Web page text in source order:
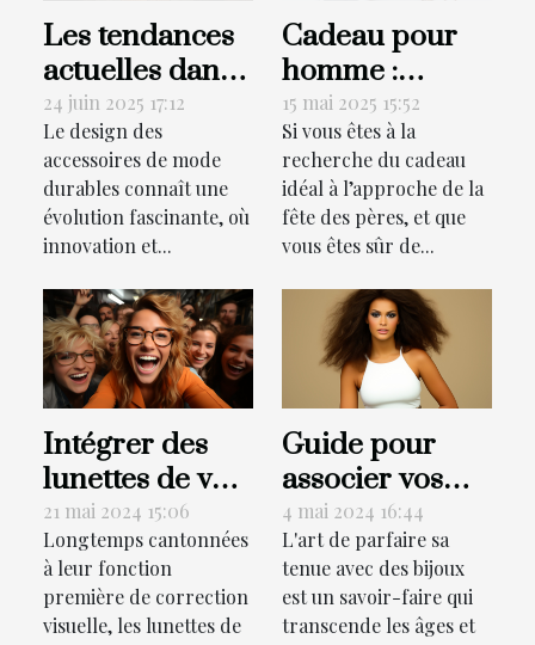
Les tendances
actuelles dans
le design des
accessoires de
mode durables
24 juin 2025 17:12
Le design des
accessoires de mode
durables connaît une
évolution fascinante, où
innovation et...
Cadeau pour
homme :
Monsieur
Charli assure
une livraison
pour la fête des
pères !
15 mai 2025 15:52
Si vous êtes à la
recherche du cadeau
idéal à l’approche de la
fête des pères, et que
vous êtes sûr de...
Intégrer des
lunettes de vue
comme
accessoire de
mode pour les
jeunes
21 mai 2024 15:06
Longtemps cantonnées
à leur fonction
première de correction
visuelle, les lunettes de
Guide pour
associer vos
crop tops avec
différents types
de bijoux
4 mai 2024 16:44
L'art de parfaire sa
tenue avec des bijoux
est un savoir-faire qui
transcende les âges et